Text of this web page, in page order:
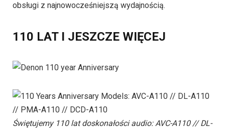
obsługi z najnowocześniejszą wydajnością.
110 LAT I JESZCZE WIĘCEJ
Świętujemy 110 lat doskonałości audio: AVC-A110 // DL-